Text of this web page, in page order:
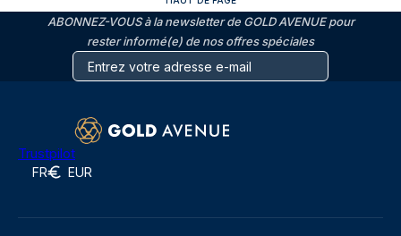
ABONNEZ-VOUS à la newsletter de GOLD AVENUE pour
rester informé(e) de nos offres spéciales
Trustpilot
FR EUR